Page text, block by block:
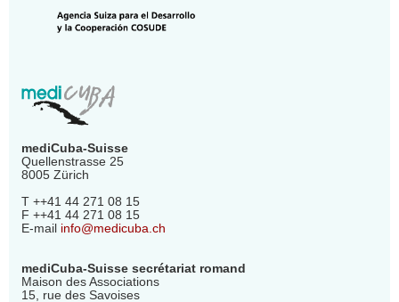
mediCuba-Suisse
Quellenstrasse 25
8005 Zürich
T ++41 44 271 08 15
F ++41 44 271 08 15
E-mail info@medicuba.ch
mediCuba-Suisse secrétariat romand
Maison des Associations
15, rue des Savoises